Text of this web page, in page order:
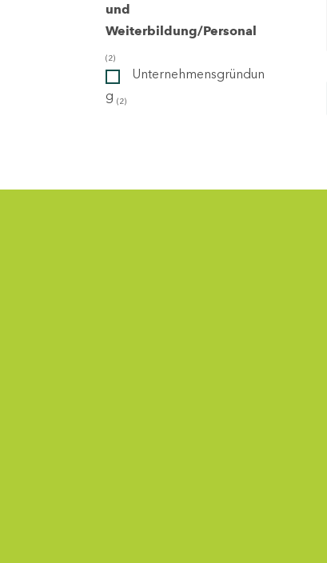
und
Weiterbildung/Personal
(2)
Unternehmensgründun
g (2)